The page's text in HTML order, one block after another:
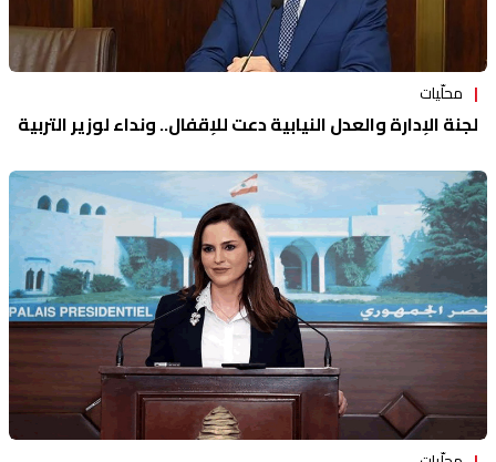
محلّيات
لجنة الإدارة والعدل النيابية دعت للإقفال.. ونداء لوزير التربية